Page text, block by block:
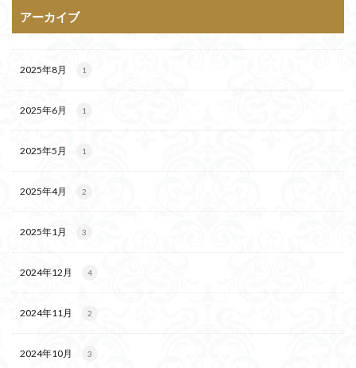
アーカイブ
2025年8月 1
2025年6月 1
2025年5月 1
2025年4月 2
2025年1月 3
2024年12月 4
2024年11月 2
2024年10月 3